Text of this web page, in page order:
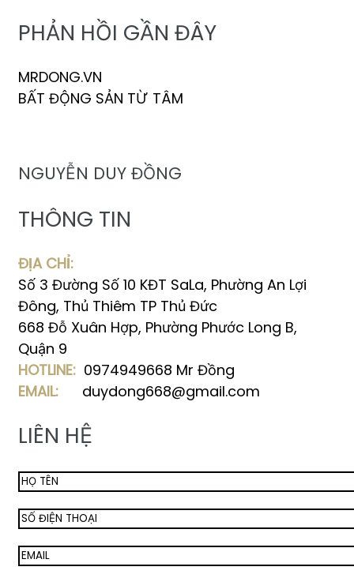
PHẢN HỒI GẦN ĐÂY
MRDONG.VN
BẤT ĐỘNG SẢN TỪ TÂM
NGUYỄN DUY ĐỒNG
THÔNG TIN
ĐỊA CHỈ:
Số 3 Đường Số 10 KĐT SaLa, Phường An Lợi
Đông, Thủ Thiêm TP Thủ Đức
668 Đỗ Xuân Hợp, Phường Phước Long B,
Quận 9
HOTLINE: 0974949668 Mr Đồng
EMAIL: duydong668@gmail.com
LIÊN HỆ